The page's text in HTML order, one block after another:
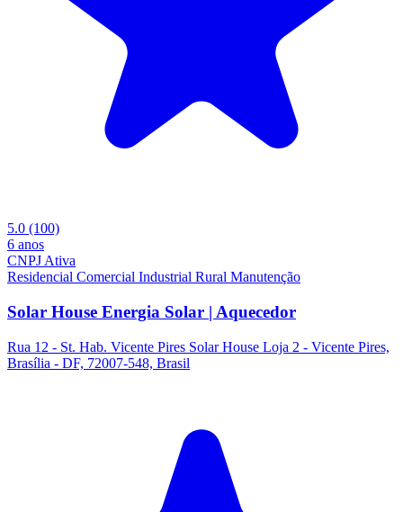
5.0 (100)
6 anos
CNPJ Ativa
Residencial Comercial Industrial Rural Manutenção
Solar House Energia Solar | Aquecedor
Rua 12 - St. Hab. Vicente Pires Solar House Loja 2 - Vicente Pires,
Brasília - DF, 72007-548, Brasil